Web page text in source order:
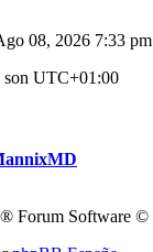
08, 2026 7:33 pm
UTC+01:00
® Forum Software ©